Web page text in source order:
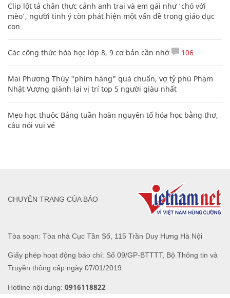
Clip lột tả chân thực cảnh anh trai và em gái như 'chó với
mèo', người tinh ý còn phát hiện một vấn đề trong giáo dục
con
Các công thức hóa học lớp 8, 9 cơ bản cần nhớ 106
Mai Phương Thúy "phím hàng" quá chuẩn, vợ tỷ phú Phạm
Nhật Vượng giành lại vị trí top 5 người giàu nhất
Mẹo học thuộc Bảng tuần hoàn nguyên tố hóa học bằng thơ,
câu nói vui vẻ
Tòa soạn: Tòa nhà Cục Tần Số, 115 Trần Duy Hưng Hà Nội
Giấy phép hoạt động báo chí: Số 09/GP-BTTTT, Bộ Thông tin và
Truyền thông cấp ngày 07/01/2019.
Hotline nội dung: 0916118822
CHUYÊN TRANG CỦA BÁO